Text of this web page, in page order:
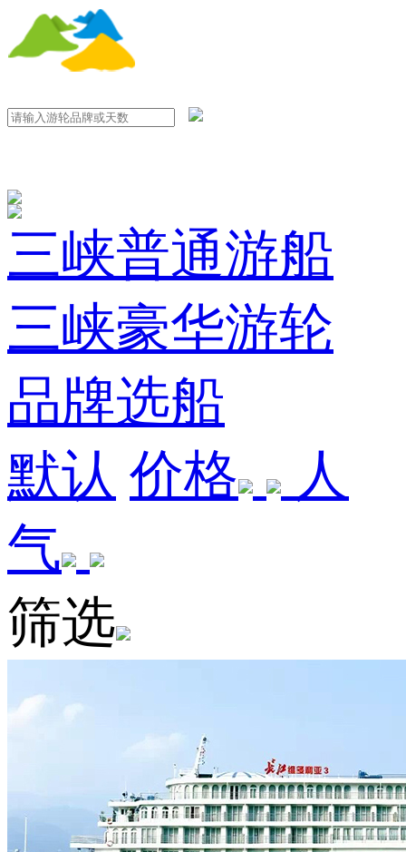
三峡普通游船
三峡豪华游轮
品牌选船
默认 价格
人
气
筛选